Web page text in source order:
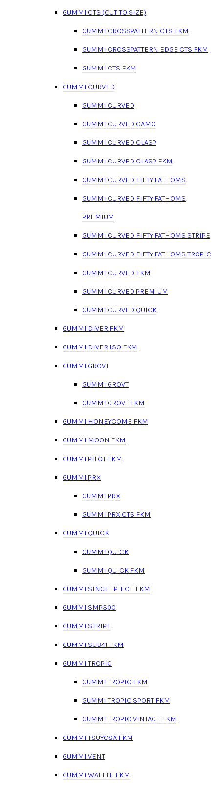
GUMMI CTS (CUT TO SIZE)
GUMMI CROSSPATTERN CTS FKM
GUMMI CROSSPATTERN EDGE CTS FKM
GUMMI CTS FKM
GUMMI CURVED
GUMMI CURVED
GUMMI CURVED CAMO
GUMMI CURVED CLASP
GUMMI CURVED CLASP FKM
GUMMI CURVED FIFTY FATHOMS
GUMMI CURVED FIFTY FATHOMS
PREMIUM
GUMMI CURVED FIFTY FATHOMS STRIPE
GUMMI CURVED FIFTY FATHOMS TROPIC
GUMMI CURVED FKM
GUMMI CURVED PREMIUM
GUMMI CURVED QUICK
GUMMI DIVER FKM
GUMMI DIVER ISO FKM
GUMMI GROVT
GUMMI GROVT
GUMMI GROVT FKM
GUMMI HONEYCOMB FKM
GUMMI MOON FKM
GUMMI PILOT FKM
GUMMI PRX
GUMMI PRX
GUMMI PRX CTS FKM
GUMMI QUICK
GUMMI QUICK
GUMMI QUICK FKM
GUMMI SINGLE PIECE FKM
GUMMI SMP300
GUMMI STRIPE
GUMMI SUB41 FKM
GUMMI TROPIC
GUMMI TROPIC FKM
GUMMI TROPIC SPORT FKM
GUMMI TROPIC VINTAGE FKM
GUMMI TSUYOSA FKM
GUMMI VENT
GUMMI WAFFLE FKM